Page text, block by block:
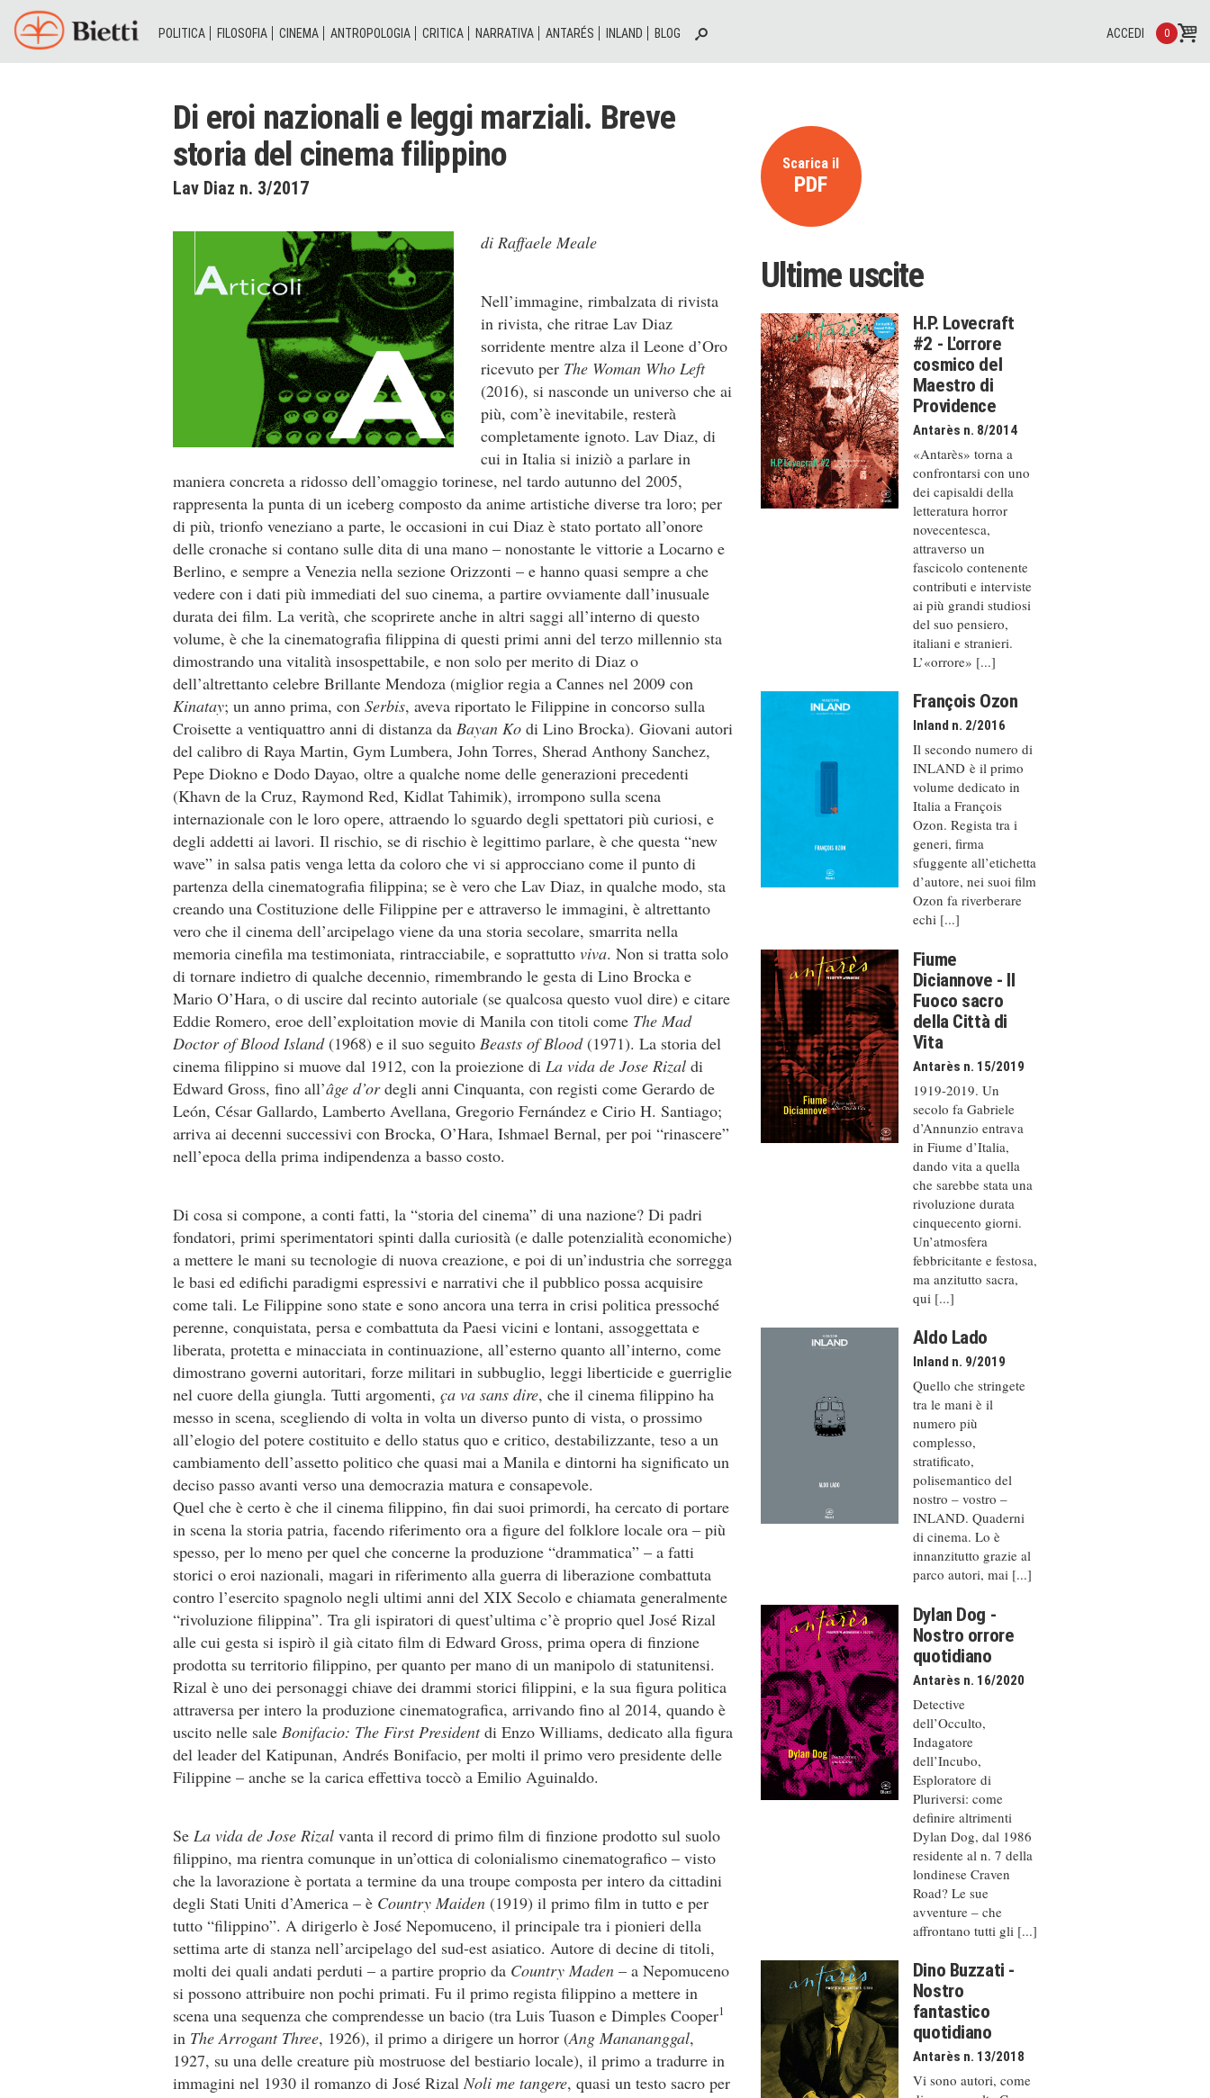
POLITICA FILOSOFIA CINEMA ANTROPOLOGIA CRITICA NARRATIVA ANTARÉS INLAND BLOG 0
ACCEDI
Di eroi nazionali e leggi marziali. Breve
storia del cinema filippino
Lav Diaz n. 3/2017
di Raffaele Meale
Nell’immagine, rimbalzata di rivista
in rivista, che ritrae Lav Diaz
sorridente mentre alza il Leone d’Oro
ricevuto per The Woman Who Left
(2016), si nasconde un universo che ai
più, com’è inevitabile, resterà
completamente ignoto. Lav Diaz, di
cui in Italia si iniziò a parlare in
maniera concreta a ridosso dell’omaggio torinese, nel tardo autunno del 2005,
rappresenta la punta di un iceberg composto da anime artistiche diverse tra loro; per
di più, trionfo veneziano a parte, le occasioni in cui Diaz è stato portato all’onore
delle cronache si contano sulle dita di una mano – nonostante le vittorie a Locarno e
Berlino, e sempre a Venezia nella sezione Orizzonti – e hanno quasi sempre a che
vedere con i dati più immediati del suo cinema, a partire ovviamente dall’inusuale
durata dei film. La verità, che scoprirete anche in altri saggi all’interno di questo
volume, è che la cinematografia filippina di questi primi anni del terzo millennio sta
dimostrando una vitalità insospettabile, e non solo per merito di Diaz o
dell’altrettanto celebre Brillante Mendoza (miglior regia a Cannes nel 2009 con
Kinatay; un anno prima, con Serbis, aveva riportato le Filippine in concorso sulla
Croisette a ventiquattro anni di distanza da Bayan Ko di Lino Brocka). Giovani autori
del calibro di Raya Martin, Gym Lumbera, John Torres, Sherad Anthony Sanchez,
Pepe Diokno e Dodo Dayao, oltre a qualche nome delle generazioni precedenti
(Khavn de la Cruz, Raymond Red, Kidlat Tahimik), irrompono sulla scena
internazionale con le loro opere, attraendo lo sguardo degli spettatori più curiosi, e
degli addetti ai lavori. Il rischio, se di rischio è legittimo parlare, è che questa “new
wave” in salsa patis venga letta da coloro che vi si approcciano come il punto di
partenza della cinematografia filippina; se è vero che Lav Diaz, in qualche modo, sta
creando una Costituzione delle Filippine per e attraverso le immagini, è altrettanto
vero che il cinema dell’arcipelago viene da una storia secolare, smarrita nella
memoria cinefila ma testimoniata, rintracciabile, e soprattutto viva. Non si tratta solo
di tornare indietro di qualche decennio, rimembrando le gesta di Lino Brocka e
Mario O’Hara, o di uscire dal recinto autoriale (se qualcosa questo vuol dire) e citare
Eddie Romero, eroe dell’exploitation movie di Manila con titoli come The Mad
Doctor of Blood Island (1968) e il suo seguito Beasts of Blood (1971). La storia del
cinema filippino si muove dal 1912, con la proiezione di La vida de Jose Rizal di
Edward Gross, fino all’âge d’ordegli anni Cinquanta, con registi come Gerardo de
León, César Gallardo, Lamberto Avellana, Gregorio Fernández e Cirio H. Santiago;
arriva ai decenni successivi con Brocka, O’Hara, Ishmael Bernal, per poi “rinascere”
nell’epoca della prima indipendenza a basso costo.
Di cosa si compone, a conti fatti, la “storia del cinema” di una nazione? Di padri
fondatori, primi sperimentatori spinti dalla curiosità (e dalle potenzialità economiche)
a mettere le mani su tecnologie di nuova creazione, e poi di un’industria che sorregga
le basi ed edifichi paradigmi espressivi e narrativi che il pubblico possa acquisire
come tali. Le Filippine sono state e sono ancora una terra in crisi politica pressoché
perenne, conquistata, persa e combattuta da Paesi vicini e lontani, assoggettata e
liberata, protetta e minacciata in continuazione, all’esterno quanto all’interno, come
dimostrano governi autoritari, forze militari in subbuglio, leggi liberticide e guerriglie
nel cuore della giungla. Tutti argomenti, ça va sans dire, che il cinema filippino ha
messo in scena, scegliendo di volta in volta un diverso punto di vista, o prossimo
all’elogio del potere costituito e dello status quo e critico, destabilizzante, teso a un
cambiamento dell’assetto politico che quasi mai a Manila e dintorni ha significato un
deciso passo avanti verso una democrazia matura e consapevole.
Quel che è certo è che il cinema filippino, fin dai suoi primordi, ha cercato di portare
in scena la storia patria, facendo riferimento ora a figure del folklore locale ora – più
spesso, per lo meno per quel che concerne la produzione “drammatica” – a fatti
storici o eroi nazionali, magari in riferimento alla guerra di liberazione combattuta
contro l’esercito spagnolo negli ultimi anni del XIX Secolo e chiamata generalmente
“rivoluzione filippina”. Tra gli ispiratori di quest’ultima c’è proprio quel José Rizal
alle cui gesta si ispirò il già citato film di Edward Gross, prima opera di finzione
prodotta su territorio filippino, per quanto per mano di un manipolo di statunitensi.
Rizal è uno dei personaggi chiave dei drammi storici filippini, e la sua figura politica
attraversa per intero la produzione cinematografica, arrivando fino al 2014, quando è
uscito nelle sale Bonifacio: The First Presidentdi Enzo Williams, dedicato alla figura
del leader del Katipunan, Andrés Bonifacio, per molti il primo vero presidente delle
Filippine – anche se la carica effettiva toccò a Emilio Aguinaldo.
Se La vida de Jose Rizal vanta il record di primo film di finzione prodotto sul suolo
filippino, ma rientra comunque in un’ottica di colonialismo cinematografico – visto
che la lavorazione è portata a termine da una troupe composta per intero da cittadini
degli Stati Uniti d’America – è Country Maiden (1919) il primo film in tutto e per
tutto “filippino”. A dirigerlo è José Nepomuceno, il principale tra i pionieri della
settima arte di stanza nell’arcipelago del sud-est asiatico. Autore di decine di titoli,
molti dei quali andati perduti – a partire proprio da Country Maden – a Nepomuceno
si possono attribuire non pochi primati. Fu il primo regista filippino a mettere in
scena una sequenza che comprendesse un bacio (tra Luis Tuason e Dimples Cooper1
in The Arrogant Three, 1926), il primo a dirigere un horror (Ang Manananggal,
1927, su una delle creature più mostruose del bestiario locale), il primo a tradurre in
immagini nel 1930 il romanzo di José RizalNoli me tangere, quasi un testo sacro per
Scarica il
PDF
Ultime uscite
H.P. Lovecraft
#2 - L'orrore
cosmico del
Maestro di
Providence
Antarès n. 8/2014
«Antarès» torna a
confrontarsi con uno
dei capisaldi della
letteratura horror
novecentesca,
attraverso un
fascicolo contenente
contributi e interviste
ai più grandi studiosi
del suo pensiero,
italiani e stranieri.
L’«orrore» [...]
François Ozon
Inland n. 2/2016
Il secondo numero di
INLAND è il primo
volume dedicato in
Italia a François
Ozon. Regista tra i
generi, firma
sfuggente all’etichetta
d’autore, nei suoi film
Ozon fa riverberare
echi [...]
Fiume
Diciannove - Il
Fuoco sacro
della Città di
Vita
Antarès n. 15/2019
1919-2019. Un
secolo fa Gabriele
d’Annunzio entrava
in Fiume d’Italia,
dando vita a quella
che sarebbe stata una
rivoluzione durata
cinquecento giorni.
Un’atmosfera
febbricitante e festosa,
ma anzitutto sacra,
qui [...]
Aldo Lado
Inland n. 9/2019
Quello che stringete
tra le mani è il
numero più
complesso,
stratificato,
polisemantico del
nostro – vostro –
INLAND. Quaderni
di cinema. Lo è
innanzitutto grazie al
parco autori, mai [...]
Dylan Dog -
Nostro orrore
quotidiano
Antarès n. 16/2020
Detective
dell’Occulto,
Indagatore
dell’Incubo,
Esploratore di
Pluriversi: come
definire altrimenti
Dylan Dog, dal 1986
residente al n. 7 della
londinese Craven
Road? Le sue
avventure – che
affrontano tutti gli [...]
Dino Buzzati -
Nostro
fantastico
quotidiano
Antarès n. 13/2018
Vi sono autori, come